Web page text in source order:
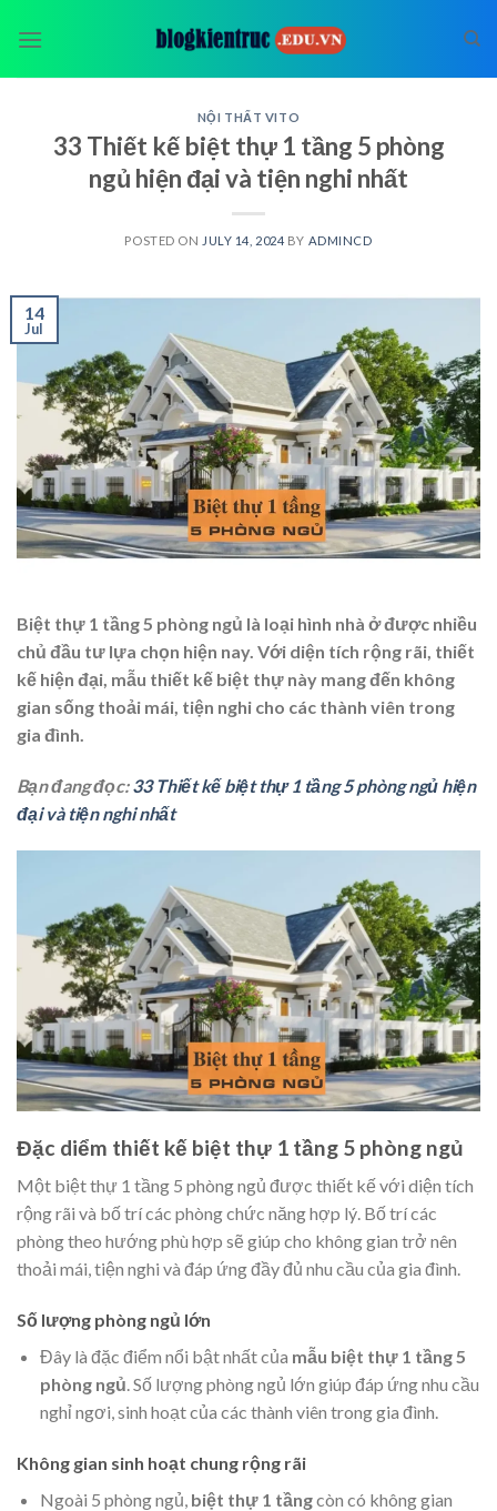
NỘI THẤT VITO
33 Thiết kế biệt thự 1 tầng 5 phòng
ngủ hiện đại và tiện nghi nhất
POSTED ON JULY 14, 2024 BY ADMINCD
14
Jul
Biệt thự 1 tầng 5 phòng ngủ là loại hình nhà ở được nhiều
chủ đầu tư lựa chọn hiện nay. Với diện tích rộng rãi, thiết
kế hiện đại, mẫu thiết kế biệt thự này mang đến không
gian sống thoải mái, tiện nghi cho các thành viên trong
gia đình.
Bạn đang đọc:33 Thiết kế biệt thự 1 tầng 5 phòng ngủ hiện
đại và tiện nghi nhất
Đặc diểm thiết kế biệt thự 1 tầng 5 phòng ngủ
Một biệt thự 1 tầng 5 phòng ngủ được thiết kế với diện tích
rộng rãi và bố trí các phòng chức năng hợp lý. Bố trí các
phòng theo hướng phù hợp sẽ giúp cho không gian trở nên
thoải mái, tiện nghi và đáp ứng đầy đủ nhu cầu của gia đình.
Số lượng phòng ngủ lớn
Đây là đặc điểm nổi bật nhất của mẫu biệt thự 1 tầng 5
phòng ngủ. Số lượng phòng ngủ lớn giúp đáp ứng nhu cầu
nghỉ ngơi, sinh hoạt của các thành viên trong gia đình.
Không gian sinh hoạt chung rộng rãi
Ngoài 5 phòng ngủ, biệt thự 1 tầngcòn có không gian